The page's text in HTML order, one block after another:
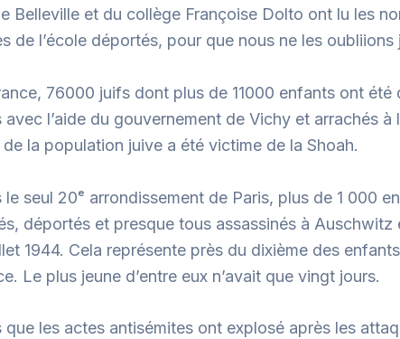
Belleville et du collège Françoise Dolto ont lu les
de l’école déportés, pour que nous ne les oubliions
76000 juifs dont plus de 11000 enfants ont été
avec l’aide du gouvernement de Vichy et arrachés à
la population juive a été victime de la Shoah.
le seul 20ᵉ arrondissement de Paris, plus de 1 000
déportés et presque tous assassinés à Auschwitz
1944. Cela représente près du dixième des
Le plus jeune d’entre eux n’avait que vingt jours.
que les actes antisémites ont explosé après les